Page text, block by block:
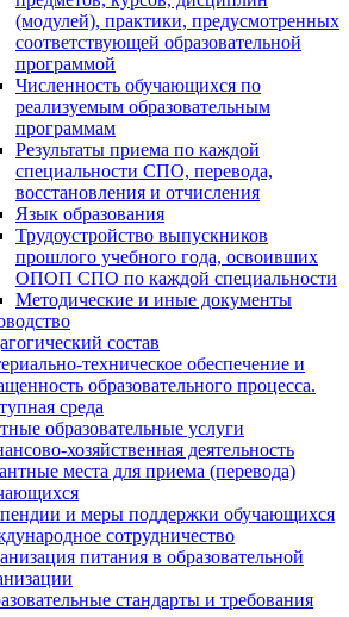
(модулей), практики, предусмотренных
соответствующей образовательной
программой
Численность обучающихся по
реализуемым образовательным
программам
Результаты приема по каждой
специальности СПО, перевода,
восстановления и отчисления
Язык образования
Трудоустройство выпускников
прошлого учебного года, освоивших
ОПОП СПО по каждой специальности
Методические и иные документы
состав
техническое обеспечение и
образовательного процесса.
среда
образовательные услуги
хозяйственная деятельность
места для приема (перевода)
и меры поддержки обучающихся
сотрудничество
питания в образовательной
стандарты и требования